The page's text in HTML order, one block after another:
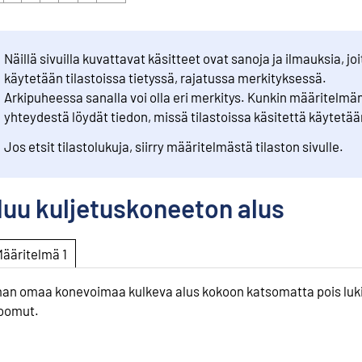
Näillä sivuilla kuvattavat käsitteet ovat sanoja ja ilmauksia,
käytetään tilastoissa tietyssä, rajatussa merkityksessä.
Arkipuheessa sanalla voi olla eri merkitys. Kunkin
yhteydestä löydät tiedon, missä tilastoissa käsitettä
Jos etsit tilastolukuja, siirry määritelmästä tilaston sivulle.
kuljetuskoneeton alus
Määritelmä 1
omaa konevoimaa kulkeva alus kokoon katsomatta pois